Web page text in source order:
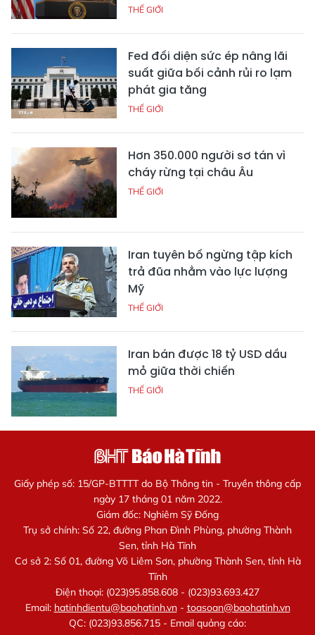
THẾ GIỚI
Fed đối diện sức ép nâng lãi
suất giữa bối cảnh rủi ro lạm
phát gia tăng
THẾ GIỚI
Hơn 350.000 người sơ tán vì
cháy rừng tại châu Âu
THẾ GIỚI
Iran tuyên bố ngừng tập kích
trả đũa nhằm vào lực lượng
Mỹ
THẾ GIỚI
Iran bán được 18 tỷ USD dầu
mỏ giữa thời chiến
THẾ GIỚI
Giấy phép số: 15/GP-BTTTT do Bộ Thông tin - Truyền thông cấp
ngày 17 tháng 01 năm 2022.
Giám đốc: Nghiêm Sỹ Đống
Trụ sở chính: Số 22, đường Phan Đình Phùng, phường Thành
Sen, tỉnh Hà Tĩnh
Cơ sở 2: Số 01, đường Võ Liêm Sơn, phường Thành Sen, tỉnh Hà
Tĩnh
Điện thoại: (023)95.858.608 - (023)93.693.427
Email: hatinhdientu@baohatinh.vn- toasoan@baohatinh.vn
QC: (023)93.856.715 - Email quảng cáo: